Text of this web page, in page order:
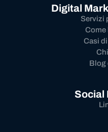
Digital
Servizi
Come
Casi
Blog
Social